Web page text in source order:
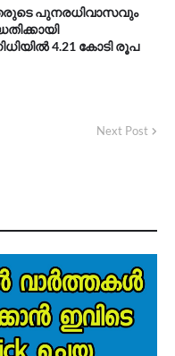
പുനരധിവാസവും
4.21 കോടി രൂപ
Next Post